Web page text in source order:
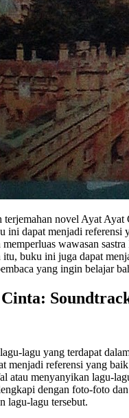
novel Ayat Ayat
ini dapat menjadi referensi
wawasan
itu, buku ini juga dapat
yang ingin belajar
Cinta:
lagu yang terdapat
menjadi referensi yang
atau menyanyikan lagu-
dengan foto-foto dan
lagu-lagu tersebut.